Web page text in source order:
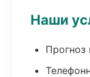
Наши
Прогноз